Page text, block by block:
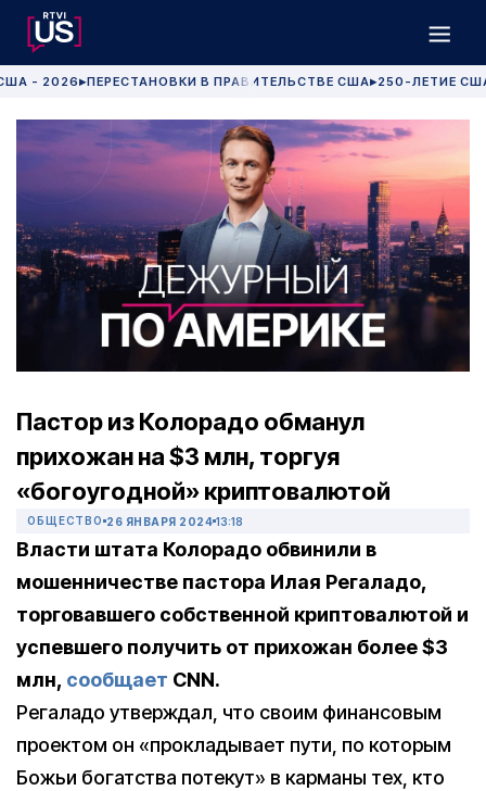
- 2026 ▶ПЕРЕСТАНОВКИ В ПРАВИТЕЛЬСТВЕ США▶250-ЛЕТИЕ
Пастор из Колорадо обманул
прихожан на $3 млн, торгуя
«богоугодной» криптовалютой
ОБЩЕСТВО 26 ЯНВАРЯ 2024 13:18
Власти штата Колорадо обвинили в
мошенничестве пастора Илая Регаладо,
торговавшего собственной криптовалютой и
успевшего получить от прихожан более $3
млн, сообщает CNN.
Регаладо утверждал, что своим финансовым
проектом он «прокладывает пути, по которым
Божьи богатства потекут» в карманы тех, кто